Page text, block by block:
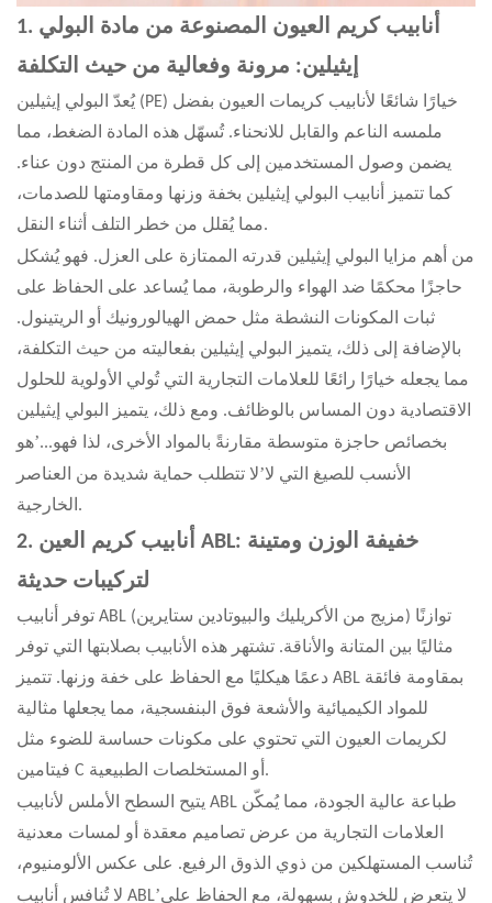
1. أنابيب كريم العيون المصنوعة من مادة البولي
إيثيلين: مرونة وفعالية من حيث التكلفة
يُعدّ البولي إيثيلين (PE) خيارًا شائعًا لأنابيب كريمات العيون بفضل
ملمسه الناعم والقابل للانحناء. تُسهّل هذه المادة الضغط، مما
يضمن وصول المستخدمين إلى كل قطرة من المنتج دون عناء.
كما تتميز أنابيب البولي إيثيلين بخفة وزنها ومقاومتها للصدمات،
مما يُقلل من خطر التلف أثناء النقل.
من أهم مزايا البولي إيثيلين قدرته الممتازة على العزل. فهو يُشكل
حاجزًا محكمًا ضد الهواء والرطوبة، مما يُساعد على الحفاظ على
ثبات المكونات النشطة مثل حمض الهيالورونيك أو الريتينول.
بالإضافة إلى ذلك، يتميز البولي إيثيلين بفعاليته من حيث التكلفة،
مما يجعله خيارًا رائعًا للعلامات التجارية التي تُولي الأولوية للحلول
الاقتصادية دون المساس بالوظائف. ومع ذلك، يتميز البولي إيثيلين
بخصائص حاجزة متوسطة مقارنةً بالمواد الأخرى، لذا فهو...’هو
الأنسب للصيغ التي لا’لا تتطلب حماية شديدة من العناصر
الخارجية.
2. أنابيب كريم العين ABL: خفيفة الوزن ومتينة
لتركيبات حديثة
توفر أنابيب ABL (مزيج من الأكريليك والبيوتادين ستايرين) توازنًا
مثاليًا بين المتانة والأناقة. تشتهر هذه الأنابيب بصلابتها التي توفر
دعمًا هيكليًا مع الحفاظ على خفة وزنها. تتميز ABL بمقاومة فائقة
للمواد الكيميائية والأشعة فوق البنفسجية، مما يجعلها مثالية
لكريمات العيون التي تحتوي على مكونات حساسة للضوء مثل
فيتامين C أو المستخلصات الطبيعية.
يتيح السطح الأملس لأنابيب ABL طباعة عالية الجودة، مما يُمكّن
العلامات التجارية من عرض تصاميم معقدة أو لمسات معدنية
تُناسب المستهلكين من ذوي الذوق الرفيع. على عكس الألومنيوم،
لا تُنافس أنابيب ABL’لا يتعرض للخدوش بسهولة، مع الحفاظ على